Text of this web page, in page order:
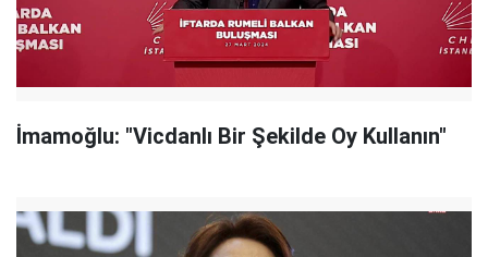
İmamoğlu: "Vicdanlı Bir Şekilde Oy Kullanın"